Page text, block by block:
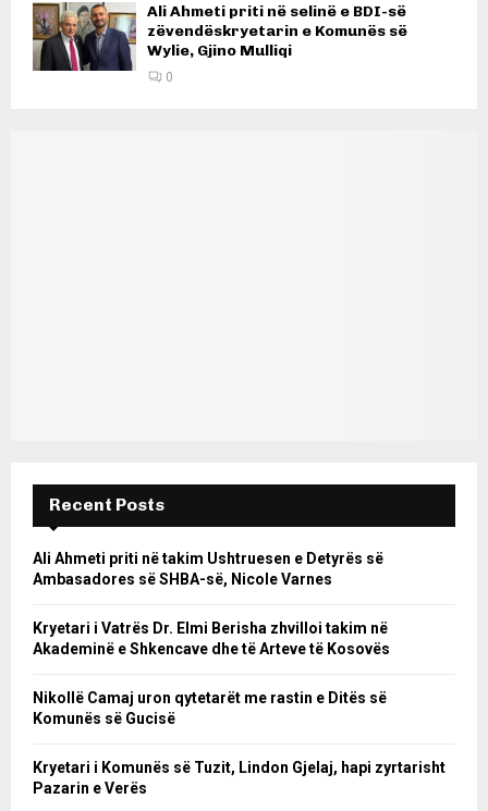
Ali Ahmeti priti në selinë e BDI-së
zëvendëskryetarin e Komunës së
Wylie, Gjino Mulliqi
0
Recent Posts
Ali Ahmeti priti në takim Ushtruesen e Detyrës së
Ambasadores së SHBA-së, Nicole Varnes
Kryetari i Vatrës Dr. Elmi Berisha zhvilloi takim në
Akademinë e Shkencave dhe të Arteve të Kosovës
Nikollë Camaj uron qytetarët me rastin e Ditës së
Komunës së Gucisë
Kryetari i Komunës së Tuzit, Lindon Gjelaj, hapi zyrtarisht
Pazarin e Verës